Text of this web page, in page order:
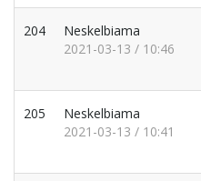
204
Neskelbiama
2021-03-13 / 10:46
205
Neskelbiama
2021-03-13 / 10:41